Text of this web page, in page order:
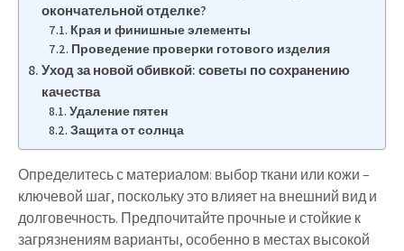
окончательной отделке?
Края и финишные элементы
Проведение проверки готового изделия
Уход за новой обивкой: советы по сохранению
качества
Удаление пятен
Защита от солнца
Определитесь с материалом: выбор ткани или кожи –
ключевой шаг, поскольку это влияет на внешний вид и
долговечность. Предпочитайте прочные и стойкие к
загрязнениям варианты, особенно в местах высокой